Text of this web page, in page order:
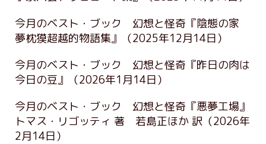
今月のベスト・ブック 幻想と怪奇『陰態の家
夢枕獏超越的物語集』
（2025年12月14日）
今月のベスト・ブック 幻想と怪奇『昨日の肉は
今日の豆』
（2026年1月14日）
今月のベスト・ブック 幻想と怪奇『悪夢工場』
トマス・リゴッティ 著 若島正ほか 訳 （2026年
2月14日）